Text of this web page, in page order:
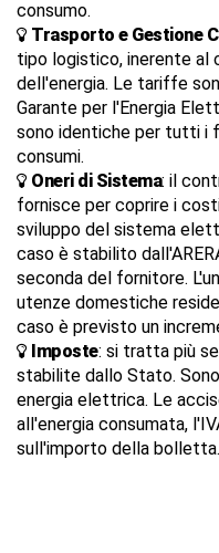
consumo.
Trasporto e Gestione
tipo logistico, inerente
dell'energia. Le tariffe
Garante per l'Energia
sono identiche per tutti i
consumi.
Oneri di Sistema: il
fornisce per coprire i
sviluppo del sistema
caso è stabilito
seconda del fornitore.
utenze domestiche
caso è previsto un
Imposte: si tratta più
stabilite dallo Stato.
energia elettrica. Le
all'energia consumata,
sull'importo della bolletta.